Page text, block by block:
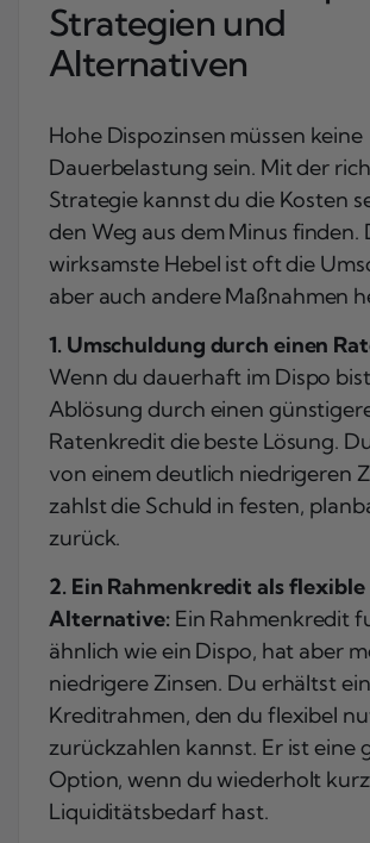
Strategien und
Alternativen
Hohe Dispozinsen müssen keine
Dauerbelastung sein. Mit der
Strategie kannst du die Kosten
den Weg aus dem Minus finden.
wirksamste Hebel ist oft die
aber auch andere Maßnahmen
1. Umschuldung durch einen
Wenn du dauerhaft im Dispo
Ablösung durch einen
Ratenkredit die beste Lösung.
von einem deutlich niedrigeren
zahlst die Schuld in festen,
zurück.
2. Ein Rahmenkredit als flexible
Alternative:Ein Rahmenkredit
ähnlich wie ein Dispo, hat aber
niedrigere Zinsen. Du erhältst
Kreditrahmen, den du flexibel
zurückzahlen kannst. Er ist eine
Option, wenn du wiederholt
Liquiditätsbedarf hast.